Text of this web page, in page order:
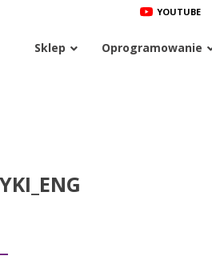
YOUTUBE
Sklep Oprogramowanie